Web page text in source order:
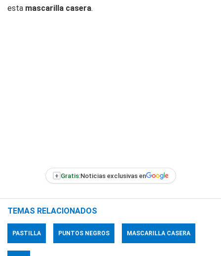
esta mascarilla casera.
+ Gratis:Noticias exclusivas en
TEMAS RELACIONADOS
PASTILLA PUNTOS NEGROS MASCARILLA CASERA